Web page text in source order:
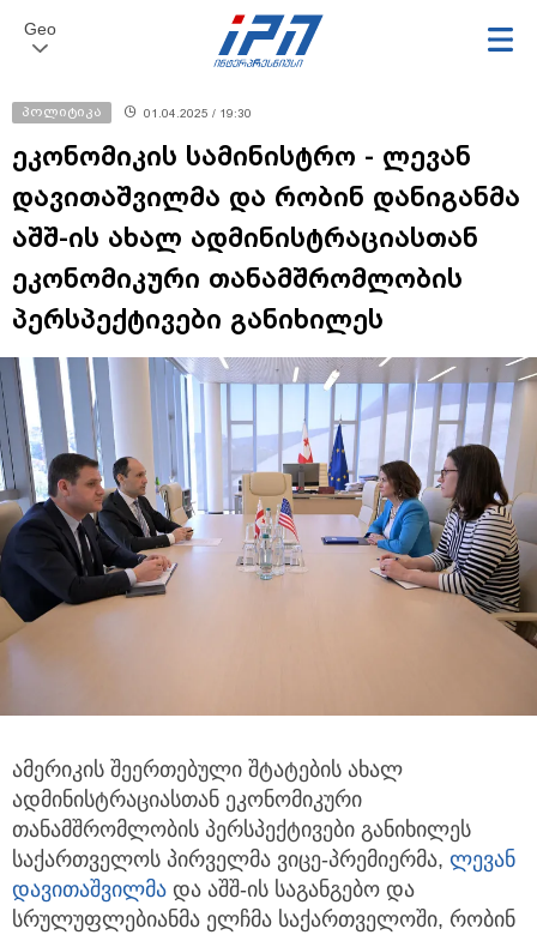
Geo
პოლიტიკა 01.04.2025 / 19:30
ეკონომიკის სამინისტრო - ლევან
დავითაშვილმა და რობინ დანიგანმა
აშშ-ის ახალ ადმინისტრაციასთან
ეკონომიკური თანამშრომლობის
პერსპექტივები განიხილეს
ამერიკის შეერთებული შტატების ახალ
ადმინისტრაციასთან ეკონომიკური
თანამშრომლობის პერსპექტივები განიხილეს
საქართველოს პირველმა ვიცე-პრემიერმა, ლევან
დავითაშვილმა და აშშ-ის საგანგებო და
სრულუფლებიანმა ელჩმა საქართველოში, რობინ